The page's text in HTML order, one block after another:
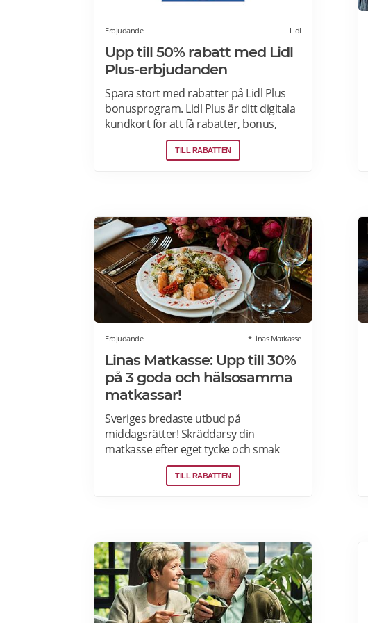
Erbjudande LIdl
Upp till 50% rabatt med Lidl
Plus-erbjudanden
Spara stort med rabatter på Lidl Plus
bonusprogram. Lidl Plus är ditt digitala
kundkort för att få rabatter, bonus,
skräddarsydda erbjudanden och
mycket mer varje vecka. Skanna ditt
utomlands kan du fortsätta att använda
dig av Lidl Plus fördelar. Läs mer om
pensionärsrabatter på Lidl här.
TILL RABATTEN
Erbjudande *Linas Matkasse
Linas Matkasse: Upp till 30%
på 3 goda och hälsosamma
matkassar!
Sveriges bredaste utbud på
middagsrätter! Skräddarsy din
matkasse efter eget tycke och smak
genom att välja bland över 30 olika
rätter – varje vecka! Din matkasse
mer och upptäck hela meny!
TILL RABATTEN